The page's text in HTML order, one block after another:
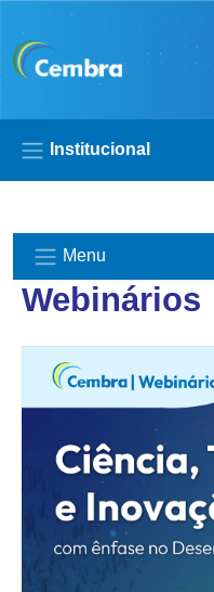
Pular para o conteúdo
Institucional
Menu
Webinários